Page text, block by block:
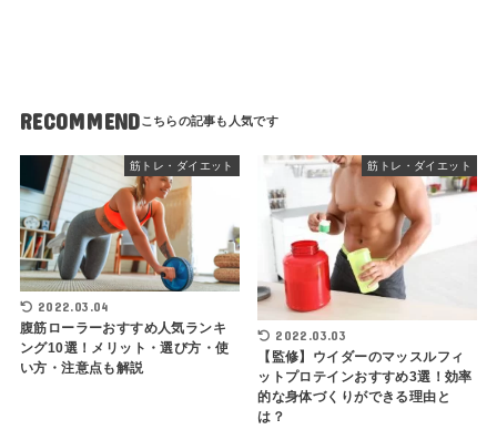
RECOMMEND
筋トレ・ダイエット
2022.03.04
腹筋ローラーおすすめ人気ランキ
ング10選！メリット・選び方・使
い方・注意点も解説
筋トレ・ダイエット
2022.03.03
【監修】ウイダーのマッスルフィ
ットプロテインおすすめ3選！効率
的な身体づくりができる理由と
は？